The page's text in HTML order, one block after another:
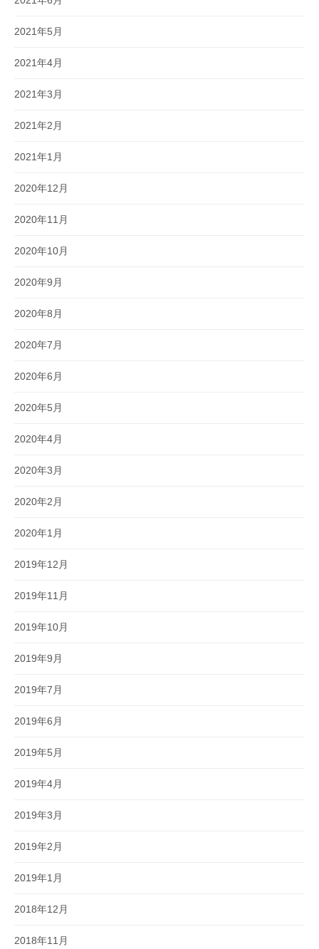
2021年5月
2021年4月
2021年3月
2021年2月
2021年1月
2020年12月
2020年11月
2020年10月
2020年9月
2020年8月
2020年7月
2020年6月
2020年5月
2020年4月
2020年3月
2020年2月
2020年1月
2019年12月
2019年11月
2019年10月
2019年9月
2019年7月
2019年6月
2019年5月
2019年4月
2019年3月
2019年2月
2019年1月
2018年12月
2018年11月